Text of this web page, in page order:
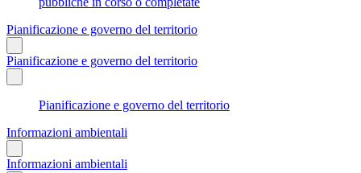
Pianificazione e governo del territorio
Pianificazione e governo del territorio
Pianificazione e governo del territorio
Informazioni ambientali
Informazioni ambientali